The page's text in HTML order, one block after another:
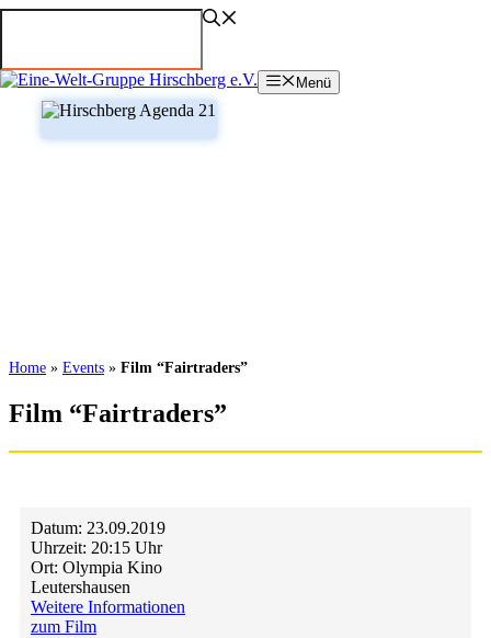
Zum
Menü
Home » Events » Film “Fairtraders”
Film “Fairtraders”
Datum: 23.09.2019
Uhrzeit: 20:15 Uhr
Ort: Olympia Kino
Leutershausen
Weitere Informationen
zum Film